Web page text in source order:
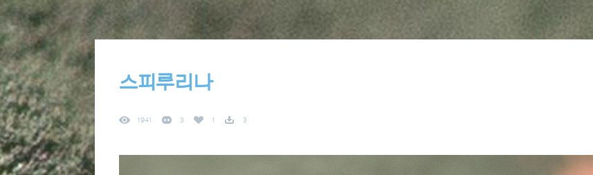
스피루리나
1941 3 1 3